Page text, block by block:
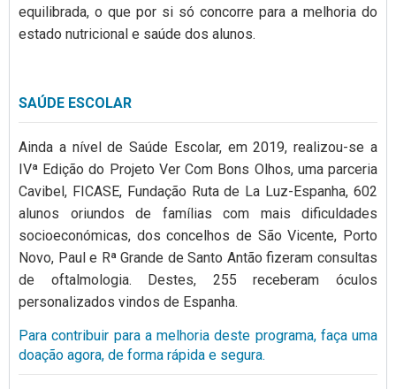
equilibrada, o que por si só concorre para a melhoria do
estado nutricional e saúde dos alunos.
SAÚDE ESCOLAR
Ainda a nível de Saúde Escolar, em 2019, realizou-se a
IVª Edição do Projeto Ver Com Bons Olhos, uma parceria
Cavibel, FICASE, Fundação Ruta de La Luz-Espanha, 602
alunos oriundos de famílias com mais dificuldades
socioeconómicas, dos concelhos de São Vicente, Porto
Novo, Paul e Rª Grande de Santo Antão fizeram consultas
de oftalmologia. Destes, 255 receberam óculos
personalizados vindos de Espanha.
Para contribuir para a melhoria deste programa, faça uma
doação agora, de forma rápida e segura.